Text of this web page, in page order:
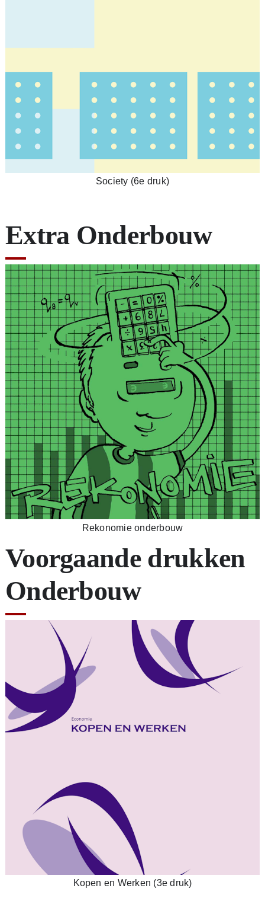
Society (6e druk)
Extra Onderbouw
Rekonomie onderbouw
Voorgaande drukken
Onderbouw
Kopen en Werken (3e druk)